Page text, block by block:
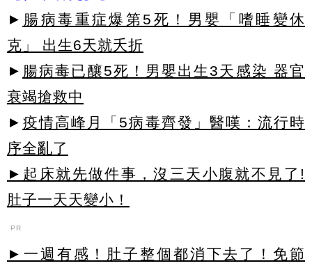
► 腸病毒重症爆第5死！男嬰「嗜睡變休
克」 出生6天就夭折
► 腸病毒已釀5死！男嬰出生3天感染 器官
衰竭搶救中
► 疫情高峰月「5病毒齊發」醫嘆：流行時
序全亂了
►起床就先做件事，沒三天小腹就不見了!
肚子一天天變小！
PR
►一週有感！肚子整個都消下去了！免節